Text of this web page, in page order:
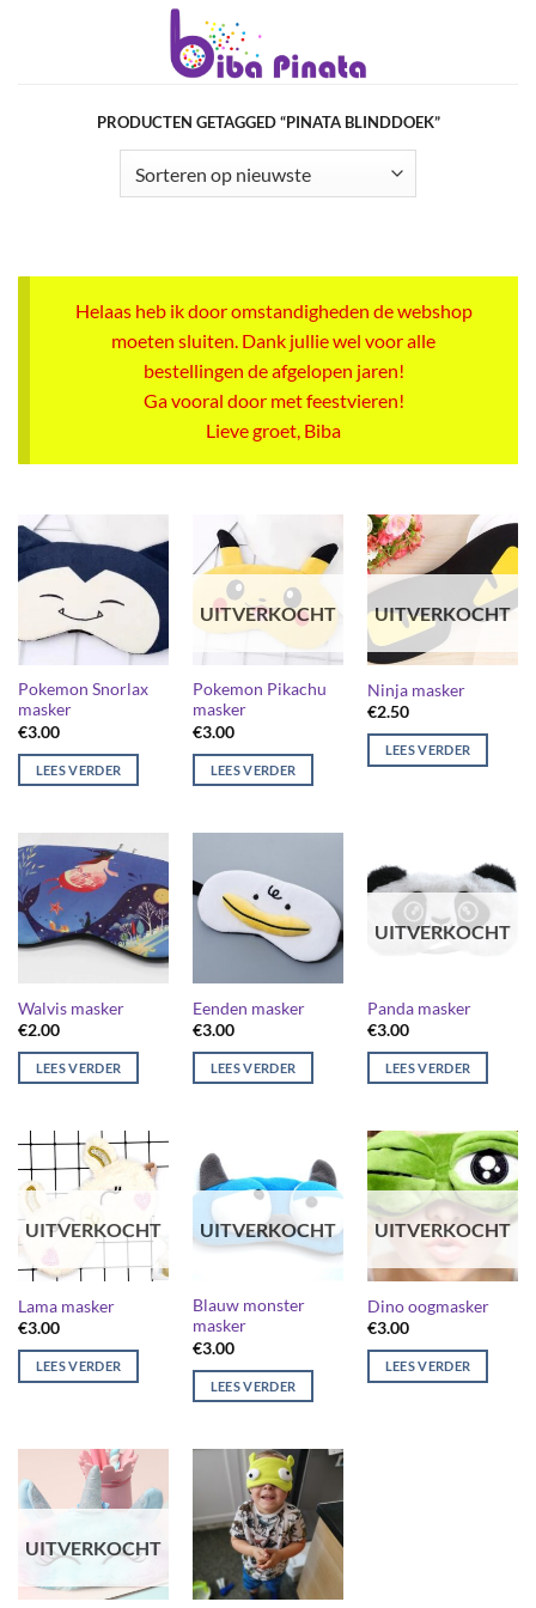
PRODUCTEN GETAGGED “PINATA BLINDDOEK”
Helaas heb ik door omstandigheden de webshop
moeten sluiten. Dank jullie wel voor alle
bestellingen de afgelopen jaren!
Ga vooral door met feestvieren!
Lieve groet, Biba
Pokemon Snorlax
masker
€3.00
LEES VERDER
UITVERKOCHT
Pokemon Pikachu
masker
€3.00
LEES VERDER
UITVERKOCHT
Ninja masker
€2.50
LEES VERDER
Walvis masker
€2.00
LEES VERDER
Eenden masker
€3.00
LEES VERDER
UITVERKOCHT
Panda masker
€3.00
LEES VERDER
UITVERKOCHT
Lama masker
€3.00
LEES VERDER
UITVERKOCHT
Blauw monster
masker
€3.00
LEES VERDER
UITVERKOCHT
Dino oogmasker
€3.00
LEES VERDER
UITVERKOCHT